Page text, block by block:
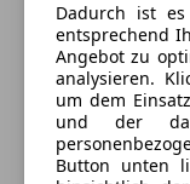
Komfort
Mehr anzeigen
Dadurch ist
entsprechend
Angebot zu
analysieren.
um dem
und der
Button unten